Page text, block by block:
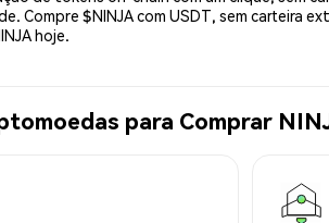
$NINJA com USDT, sem carteira
hoje.
para Comprar